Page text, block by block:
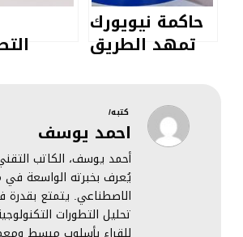
“أليانز”
خدمات
حاكمة نيويورك
تمهد الطريق
تشريعات جديدة
تستثني القلب
النابض للولاية من
كتبه/
احمد يوسف
أحمد يوسف، الكاتب
يُعرف بخبرته الواسعة في
الاصطناعي. يتمتع بقدرة
تحليل التطورات